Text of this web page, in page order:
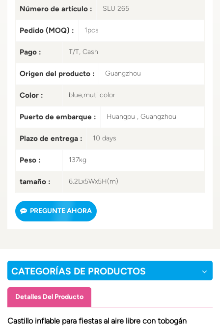
Número de artículo : SLU 265
Pedido (MOQ) : 1pcs
Pago : T/T, Cash
Origen del producto : Guangzhou
Color : blue,muti color
Puerto de embarque : Huangpu , Guangzhou
Plazo de entrega : 10 days
Peso : 137kg
tamaño : 6.2Lx5Wx5H(m)
PREGUNTE AHORA
CATEGORÍAS DE PRODUCTOS
Detalles Del Producto
Castillo inflable para fiestas al aire libre con tobogán